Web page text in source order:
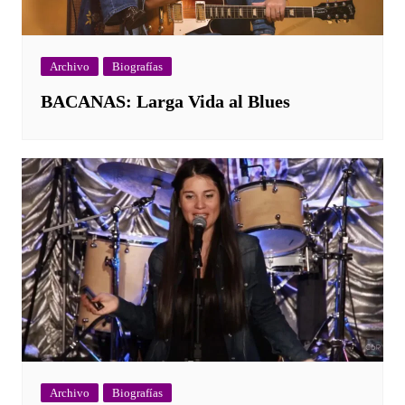
Archivo Biografías
BACANAS: Larga Vida al Blues
Archivo Biografías